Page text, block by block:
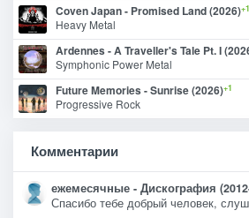
Coven Japan - Promised Land (2026)+1
Heavy Metal
Ardennes - A Traveller's Tale Pt. I
Symphonic Power Metal
Future Memories - Sunrise (2026)+1
Progressive Rock
Комментарии
ежемесячные - Дискография
Спасибо тебе добрый человек,